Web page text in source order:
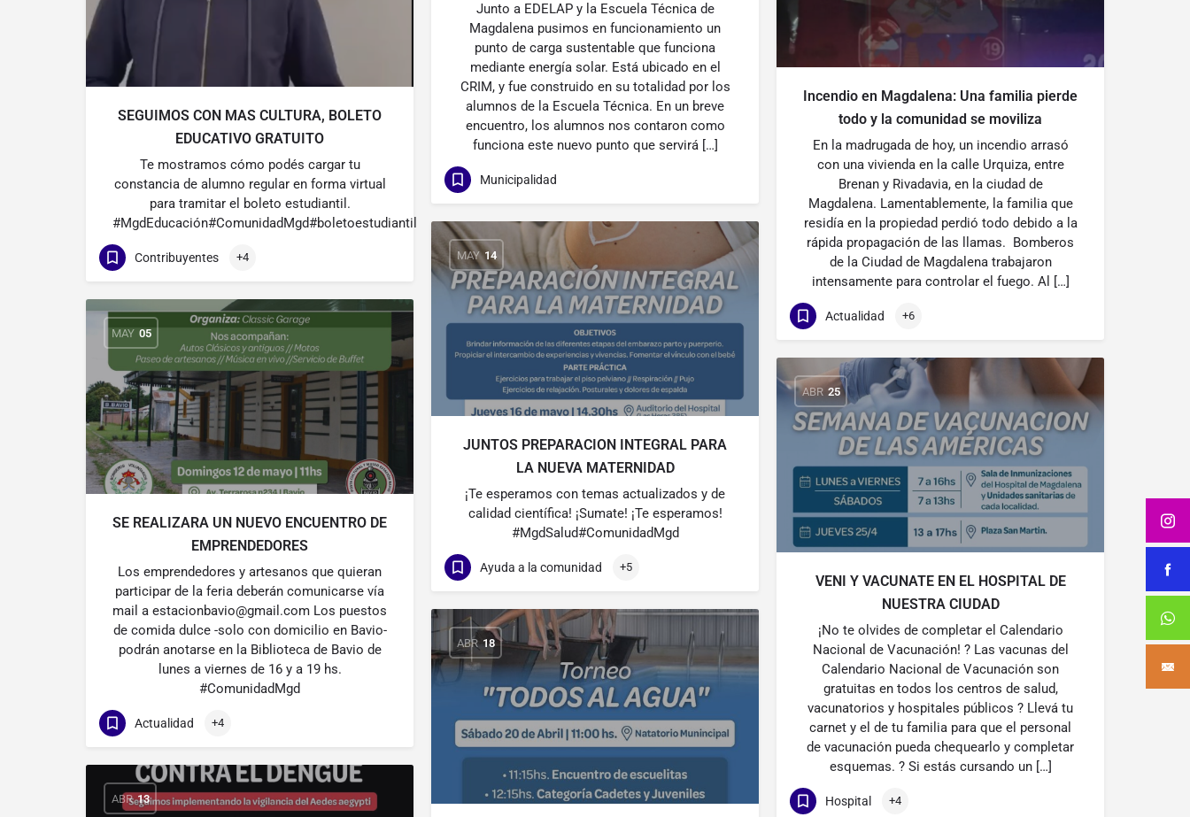
Junto a EDELAP y la Escuela Técnica de
Magdalena pusimos en funcionamiento un
punto de carga sustentable que funciona
mediante energía solar. Está ubicado en el
CRIM, y fue construido en su totalidad por los
alumnos de la Escuela Técnica. En un breve
encuentro, los alumnos nos contaron como
funciona este nuevo punto que servirá […]
Municipalidad
Incendio en Magdalena: Una familia pierde
todo y la comunidad se moviliza
En la madrugada de hoy, un incendio arrasó
con una vivienda en la calle Urquiza, entre
Brenan y Rivadavia, en la ciudad de
Magdalena. Lamentablemente, la familia que
residía en la propiedad perdió todo debido a la
rápida propagación de las llamas. Bomberos
de la Ciudad de Magdalena trabajaron
intensamente para controlar el fuego. Al […]
Actualidad +6
SEGUIMOS CON MAS CULTURA, BOLETO
EDUCATIVO GRATUITO
Te mostramos cómo podés cargar tu
constancia de alumno regular en forma virtual
para tramitar el boleto estudiantil.
#MgdEducación#ComunidadMgd#boletoestudiantil
Contribuyentes +4 MAY 14
JUNTOS PREPARACION INTEGRAL PARA
LA NUEVA MATERNIDAD
¡Te esperamos con temas actualizados y de
calidad científica! ¡Sumate! ¡Te esperamos!
#MgdSalud#ComunidadMgd
Ayuda a la comunidad +5
MAY 05
SE REALIZARA UN NUEVO ENCUENTRO DE
EMPRENDEDORES
Los emprendedores y artesanos que quieran
participar de la feria deberán comunicarse vía
mail a estacionbavio@gmail.com Los puestos
de comida dulce -solo con domicilio en Bavio-
podrán anotarse en la Biblioteca de Bavio de
lunes a viernes de 16 y a 19 hs.
#ComunidadMgd
Actualidad +4
ABR 25
VENI Y VACUNATE EN EL HOSPITAL DE
NUESTRA CIUDAD
¡No te olvides de completar el Calendario
Nacional de Vacunación! ? Las vacunas del
Calendario Nacional de Vacunación son
gratuitas en todos los centros de salud,
vacunatorios y hospitales públicos ? Llevá tu
carnet y el de tu familia para que el personal
de vacunación pueda chequearlo y completar
esquemas. ? Si estás cursando un […]
Hospital +4
ABR 18
ABR 13